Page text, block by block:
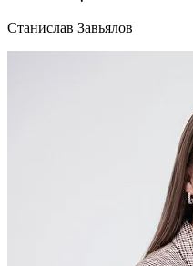
Станислав Завьялов